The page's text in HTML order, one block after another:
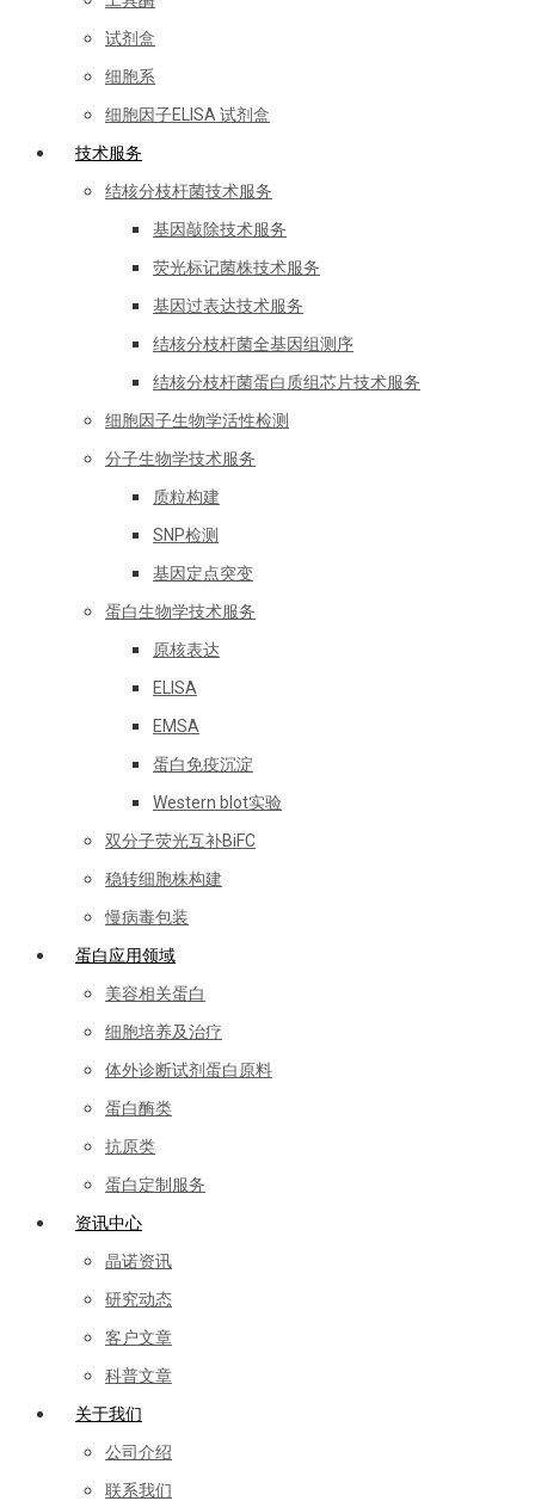
试剂盒
细胞系
细胞因子ELISA 试剂盒
技术服务
结核分枝杆菌技术服务
基因敲除技术服务
荧光标记菌株技术服务
基因过表达技术服务
结核分枝杆菌全基因组测序
结核分枝杆菌蛋白质组芯片技术服务
细胞因子生物学活性检测
分子生物学技术服务
质粒构建
SNP检测
基因定点突变
蛋白生物学技术服务
原核表达
ELISA
EMSA
蛋白免疫沉淀
Western blot实验
双分子荧光互补BiFC
稳转细胞株构建
慢病毒包装
蛋白应用领域
美容相关蛋白
细胞培养及治疗
体外诊断试剂蛋白原料
蛋白酶类
抗原类
蛋白定制服务
资讯中心
晶诺资讯
研究动态
客户文章
科普文章
关于我们
公司介绍
联系我们